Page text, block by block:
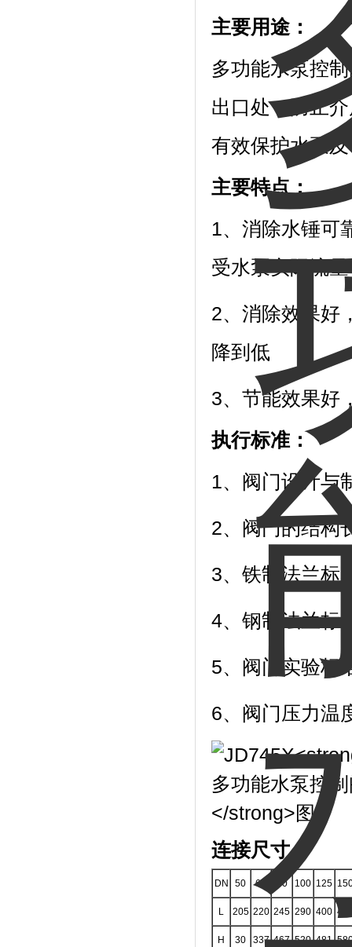
主要用途：
多功能水泵控
出口处，防止
有效保护水泵
主要特点：
1、消除水锤可
受水泵实际流
2、消除效果好
降到 低
3、节能效果好
执行标准：
1、阀门设计与
2、阀门的结构
3、铁制法兰标
4、钢制法兰标
5、阀门实验标
6、阀门压力温
连接尺寸：
DN 50 65 80 100 125
L 205 220 245 290 400
H 30 337 467 520 481